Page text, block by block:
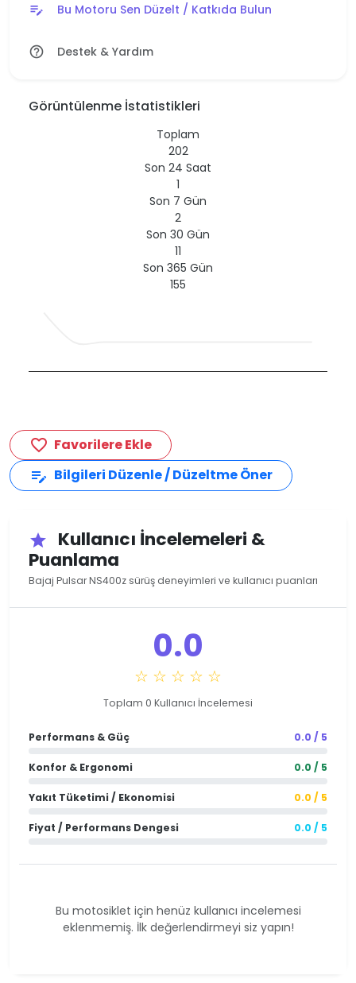
edit_note Bu Motoru Sen Düzelt / Katkıda Bulun
help_outline Destek & Yardım
Görüntülenme İstatistikleri
Toplam
202
Son 24 Saat
1
Son 7 Gün
2
Son 30 Gün
11
Son 365 Gün
155
favorite_border Favorilere Ekle
edit_note Bilgileri Düzenle / Düzeltme Öner
star
Kullanıcı İncelemeleri &
Puanlama
Bajaj Pulsar NS400z sürüş deneyimleri ve kullanıcı puanları
0.0
☆ ☆ ☆ ☆ ☆
Toplam 0 Kullanıcı İncelemesi
Performans & Güç 0.0 / 5
Konfor & Ergonomi 0.0 / 5
Yakıt Tüketimi / Ekonomisi 0.0 / 5
Fiyat / Performans Dengesi 0.0 / 5
Bu motosiklet için henüz kullanıcı incelemesi
eklenmemiş. İlk değerlendirmeyi siz yapın!